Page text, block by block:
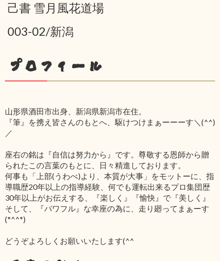
己書 雪月風花道場
003-02/新潟
プロフィール
山形県酒田市出身、新潟県新潟市在住。
『筆』を携え皆さんのもとへ、駆けつけまぁーーーす＼(^^)
／
座右の銘は『自信は努力から』です。尊敬する恩師から贈
られたこの言葉のもとに、日々精進しております。
何事も「上部(うわべ)より、本質が大事」をモットーに、指
導職歴20年以上の指導経験、何でも運転出来るプロ集団歴
30年以上がお伝えする、『楽しく』『愉快』で『美しく』
そして、『パワフル』な幸座の為に、走り廻ってまぁーす
(*^^*)
どうぞよろしくお願いいたします(^^ゞ